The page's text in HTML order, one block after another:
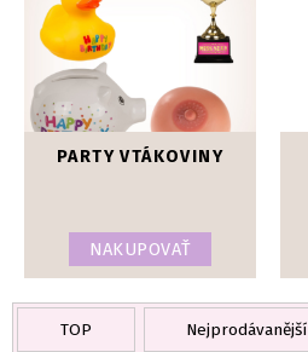
PARTY VTÁKOVINY
NAKUPOVAŤ
TOP Nejprodávanější